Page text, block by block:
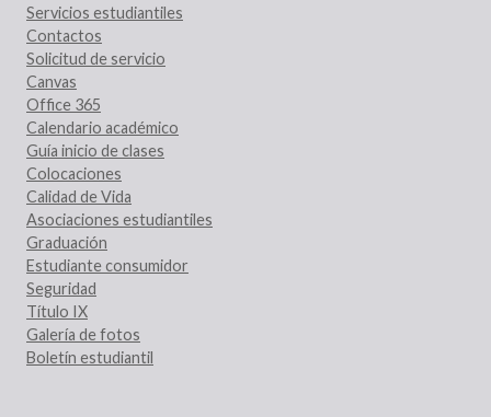
Servicios estudiantiles
Contactos
Solicitud de servicio
Canvas
Office 365
Calendario académico
Guía inicio de clases
Colocaciones
Calidad de Vida
Asociaciones estudiantiles
Graduación
Estudiante consumidor
Seguridad
Título IX
Galería de fotos
Boletín estudiantil